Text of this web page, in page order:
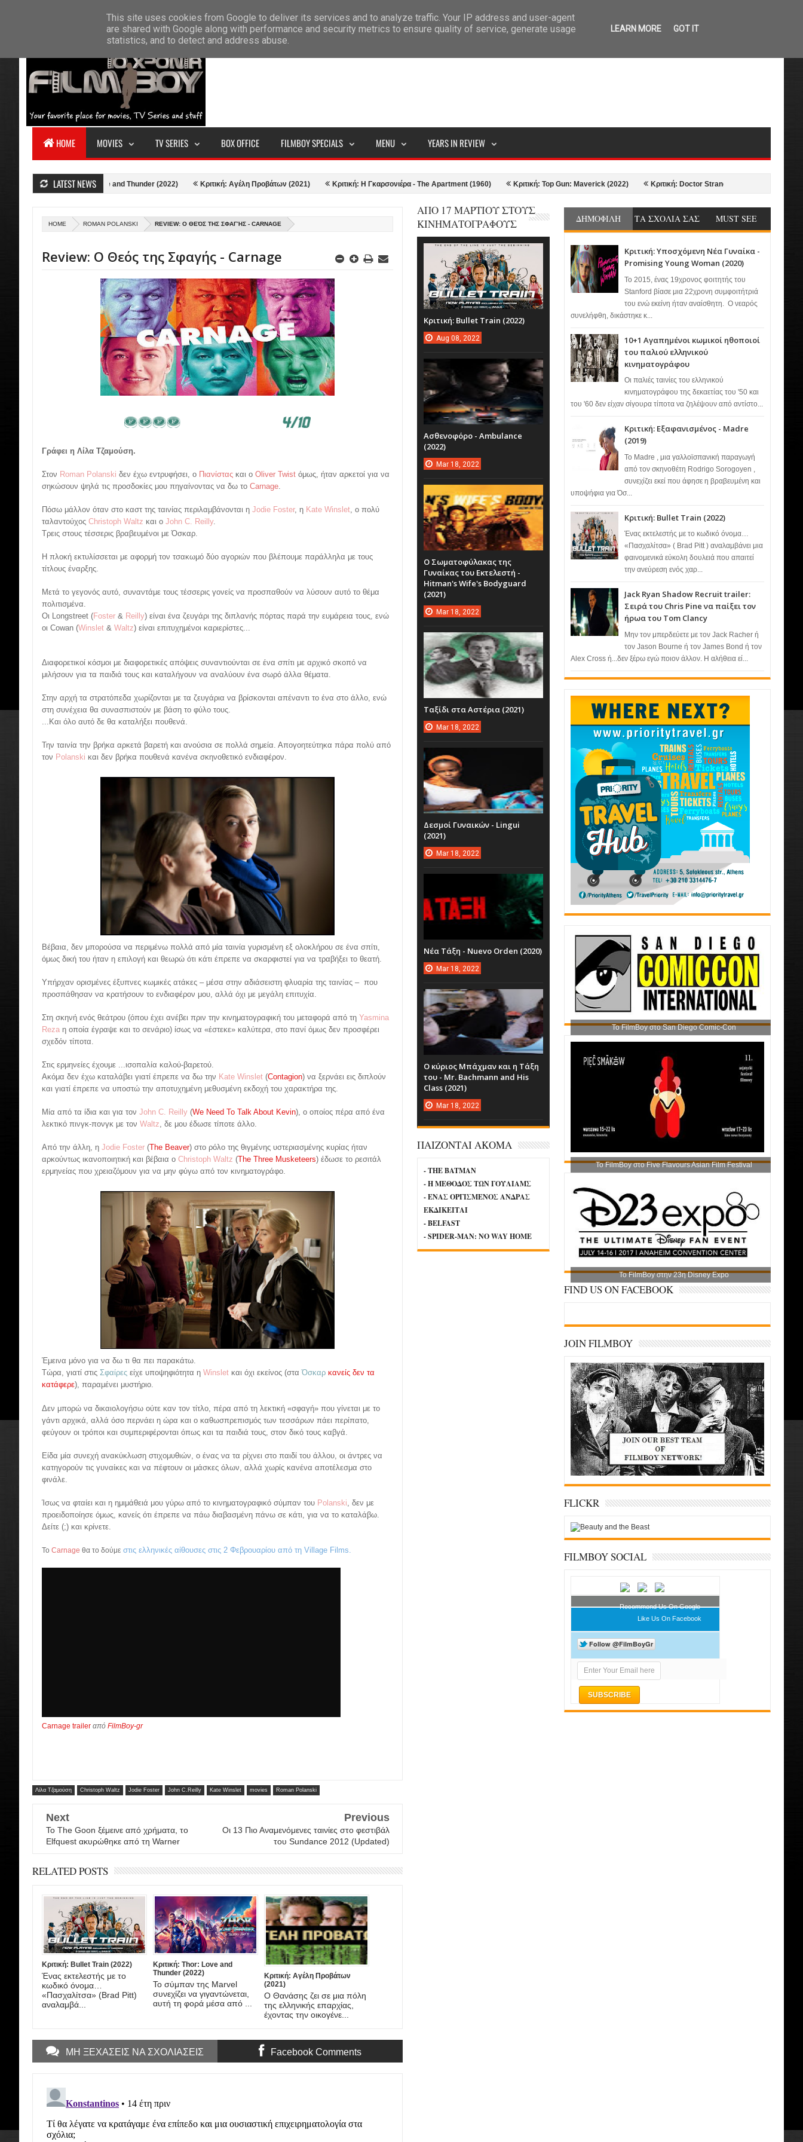
HOME ABOUT US CONTACT SITEMAP
HOME MOVIES TV SERIES BOX OFFICE FILMBOY SPECIALS MENU YEARS IN REVIEW
LATEST NEWS
Κριτική: Thor: Love and Thunder (2022) Κριτική: Αγέλη Προβάτων (2021) Κριτική: Η Γκαρσονιέρα - The Apartment (1960) Κριτική: Top Gun: Maverick (2022) Κριτική: Doctor Strange in the Multiverse of Madness
HOME ROMAN POLANSKI REVIEW: Ο ΘΕΌΣ ΤΗΣ ΣΦΑΓΉΣ - CARNAGE
Review: Ο Θεός της Σφαγής - Carnage
Γράφει η Λίλα Τζαμούση.
Στον Roman Polanski δεν έχω εντρυφήσει, ο Πιανίστας και ο Oliver Twist όμως, ήταν αρκετοί για να
σηκώσουν ψηλά τις προσδοκίες μου πηγαίνοντας να δω το Carnage.
Πόσω μάλλον όταν στο καστ της ταινίας περιλαμβάνονται η Jodie Foster, η Kate Winslet, ο πολύ
ταλαντούχος Christoph Waltz και ο John C. Reilly.
Τρεις στους τέσσερις βραβευμένοι με Όσκαρ.
Η πλοκή εκτυλίσσεται με αφορμή τον τσακωμό δύο αγοριών που βλέπουμε παράλληλα με τους
τίτλους έναρξης.
Μετά το γεγονός αυτό, συναντάμε τους τέσσερις γονείς να προσπαθούν να λύσουν αυτό το θέμα
πολιτισμένα.
Οι Longstreet (Foster & Reilly) είναι ένα ζευγάρι της διπλανής πόρτας παρά την ευμάρεια τους, ενώ
οι Cowan (Winslet & Waltz) είναι επιτυχημένοι καριερίστες...
Διαφορετικοί κόσμοι με διαφορετικές απόψεις συναντιούνται σε ένα σπίτι με αρχικό σκοπό να
μιλήσουν για τα παιδιά τους και καταλήγουν να αναλύουν ένα σωρό άλλα θέματα.
Στην αρχή τα στρατόπεδα χωρίζονται με τα ζευγάρια να βρίσκονται απέναντι το ένα στο άλλο, ενώ
στη συνέχεια θα συνασπιστούν με βάση το φύλο τους.
...Και όλο αυτό δε θα καταλήξει πουθενά.
Την ταινία την βρήκα αρκετά βαρετή και ανούσια σε πολλά σημεία. Απογοητεύτηκα πάρα πολύ από
τον Polanski και δεν βρήκα πουθενά κανένα σκηνοθετικό ενδιαφέρον.
Βέβαια, δεν μπορούσα να περιμένω πολλά από μία ταινία γυρισμένη εξ ολοκλήρου σε ένα σπίτι,
όμως δική του ήταν η επιλογή και θεωρώ ότι κάτι έπρεπε να σκαρφιστεί για να τραβήξει το θεατή.
Υπήρχαν ορισμένες έξυπνες κωμικές ατάκες – μέσα στην αδιάσειστη φλυαρία της ταινίας – που
προσπάθησαν να κρατήσουν το ενδιαφέρον μου, αλλά όχι με μεγάλη επιτυχία.
Στη σκηνή ενός θεάτρου (όπου έχει ανέβει πριν την κινηματογραφική του μεταφορά από τη Yasmina
Reza η οποία έγραψε και το σενάριο) ίσως να «έστεκε» καλύτερα, στο πανί όμως δεν προσφέρει
σχεδόν τίποτα.
Στις ερμηνείες έχουμε ...ισοπαλία καλού-βαρετού.
Ακόμα δεν έχω καταλάβει γιατί έπρεπε να δω την Kate Winslet (Contagion) να ξερνάει εις διπλούν
και γιατί έπρεπε να υποστώ την αποτυχημένη μεθυσμένη εκδοχή του χαρακτήρα της.
Μία από τα ίδια και για τον John C. Reilly (We Need To Talk About Kevin), ο οποίος πέρα από ένα
λεκτικό πινγκ-πονγκ με τον Waltz, δε μου έδωσε τίποτε άλλο.
Από την άλλη, η Jodie Foster (The Beaver) στο ρόλο της θιγμένης υστεριασμένης κυρίας ήταν
αρκούντως ικανοποιητική και βέβαια ο Christoph Waltz (The Three Musketeers) έδωσε το ρεσιτάλ
ερμηνείας που χρειαζόμουν για να μην φύγω από τον κινηματογράφο.
Έμεινα μόνο για να δω τι θα πει παρακάτω.
Τώρα, γιατί στις Σφαίρες είχε υποψηφιότητα η Winslet και όχι εκείνος (σταΌσκαρ κανείς δεν τα
κατάφερε), παραμένει μυστήριο.
Δεν μπορώ να δικαιολογήσω ούτε καν τον τίτλο, πέρα από τη λεκτική «σφαγή» που γίνεται με το
γάντι αρχικά, αλλά όσο περνάει η ώρα και ο καθωσπρεπισμός των τεσσάρων πάει περίπατο,
φεύγουν οι τρόποι και συμπεριφέρονται όπως και τα παιδιά τους, στον δικό τους καβγά.
Είδα μία συνεχή ανακύκλωση στιχομυθιών, ο ένας να τα ρίχνει στο παιδί του άλλου, οι άντρες να
κατηγορούν τις γυναίκες και να πέφτουν οι μάσκες όλων, αλλά χωρίς κανένα αποτέλεσμα στο
φινάλε.
Ίσως να φταίει και η ημιμάθειά μου γύρω από το κινηματογραφικό σύμπαν του Polanski , δεν με
προειδοποίησε όμως, κανείς ότι έπρεπε να πάω διαβασμένη πάνω σε κάτι, για να το καταλάβω.
Δείτε (;) και κρίνετε.
Το Carnage θα το δούμε στις ελληνικές αίθουσες στις 2 Φεβρουαρίου από τη Village Films.
Carnage trailer από FilmBoy-gr
Λίλα Τζαμούση Christoph Waltz Jodie Foster John C.Reilly Kate Winslet movies Roman Polanski
Next
Το The Goon ξέμεινε από χρήματα, το
Elfquest ακυρώθηκε από τη Warner
Previous
Οι 13 Πιο Αναμενόμενες ταινίες στο φεστιβάλ
του Sundance 2012 (Updated)
RELATED POSTS
Κριτική: Bullet Train (2022)
Ένας εκτελεστής με το
κωδικό όνομα…
«Πασχαλίτσα» (Brad Pitt)
αναλαμβά...
Κριτική: Thor: Love and
Thunder (2022)
Το σύμπαν της Marvel
συνεχίζει να γιγαντώνεται,
αυτή τη φορά μέσα από ...
Κριτική: Αγέλη Προβάτων
(2021)
Ο Θανάσης ζει σε μια πόλη
της ελληνικής επαρχίας,
έχοντας την οικογένε...
ΜΗ ΞΕΧΑΣΕΙΣ ΝΑ ΣΧΟΛΙΑΣΕΙΣ Facebook Comments
ΔΗΜΟΦΙΛΗ ΤΑ ΣΧΟΛΙΑ ΣΑΣ MUST SEE
Κριτική: Υποσχόμενη Νέα Γυναίκα -
Promising Young Woman (2020)
Το 2015, ένας 19χρονος φοιτητής του
Stanford βίασε μια 22χρονη συμφοιτήτριά
του ενώ εκείνη ήταν αναίσθητη. Ο νεαρός
συνελήφθη, δικάστηκε κ...
10+1 Αγαπημένοι κωμικοί ηθοποιοί
του παλιού ελληνικού
κινηματογράφου
Οι παλιές ταινίες του ελληνικού
κινηματογράφου της δεκαετίας του '50 και
του '60 δεν είχαν σίγουρα τίποτα να ζηλέψουν από αντίστο...
Κριτική: Εξαφανισμένος - Madre
(2019)
Το Madre , μια γαλλοϊσπανική παραγωγή
από τον σκηνοθέτη Rodrigo Sorogoyen ,
συνεχίζει εκεί που άφησε η βραβευμένη και
υποψήφια για Όσ...
Κριτική: Bullet Train (2022)
Ένας εκτελεστής με το κωδικό όνομα…
«Πασχαλίτσα» ( Brad Pitt ) αναλαμβάνει μια
φαινομενικά εύκολη δουλειά που απαιτεί
την ανεύρεση ενός χαρ...
Jack Ryan Shadow Recruit trailer:
Σειρά του Chris Pine να παίξει τον
ήρωα του Tom Clancy
Μην τον μπερδεύετε με τον Jack Racher ή
τον Jason Bourne ή τον James Bond ή τον
Alex Cross ή...δεν ξέρω εγώ ποιον άλλον. Η αλήθεια εί...
Το FilmBoy στο San Diego Comic-Con
Το FilmBoy στο Five Flavours Asian Film Festival
Το FilmBoy στην 23η Disney Expo
FIND US ON FACEBOOK
JOIN FILMBOY
FLICKR
FILMBOY SOCIAL
Recommend Us On Google
Like Us On Facebook
ΑΠΟ 17 ΜΑΡΤΙΟΥ ΣΤΟΥΣ
ΚΙΝΗΜΑΤΟΓΡΑΦΟΥΣ
Κριτική: Bullet Train (2022)
Aug 08, 2022
Ασθενοφόρο - Ambulance
(2022)
Mar 18, 2022
Ο Σωματοφύλακας της
Γυναίκας του Εκτελεστή -
Hitman's Wife's Bodyguard
(2021)
Mar 18, 2022
Ταξίδι στα Αστέρια (2021)
Mar 18, 2022
Δεσμοί Γυναικών - Lingui
(2021)
Mar 18, 2022
Νέα Τάξη - Nuevo Orden (2020)
Mar 18, 2022
Ο κύριος Μπάχμαν και η Τάξη
του - Mr. Bachmann and His
Class (2021)
Mar 18, 2022
ΠΑΙΖΟΝΤΑΙ ΑΚΟΜΑ
- THE BATMAN
- Η ΜΕΘΟΔΟΣ ΤΩΝ ΓΟΥΛΙΑΜΣ
- ΕΝΑΣ ΟΡΓΙΣΜΕΝΟΣ ΑΝΔΡΑΣ
ΕΚΔΙΚΕΙΤΑΙ
- BELFAST
- SPIDER-MAN: NO WAY HOME
This site uses cookies from Google to deliver its services and to analyze traffic. Your IP address and user-agent
are shared with Google along with performance and security metrics to ensure quality of service, generate usage
statistics, and to detect and address abuse.
LEARN MORE GOT IT